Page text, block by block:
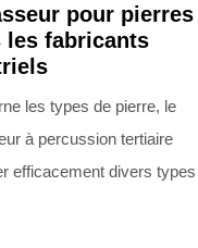
pour pierres
les fabricants
les types de pierre, le
à percussion tertiaire
efficacement divers types